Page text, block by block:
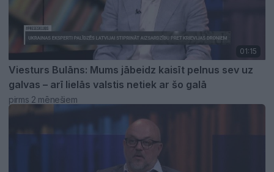
01:15
Viesturs Bulāns: Mums jābeidz kaisīt pelnus sev uz
galvas – arī lielās valstis netiek ar šo galā
pirms 2 mēnešiem